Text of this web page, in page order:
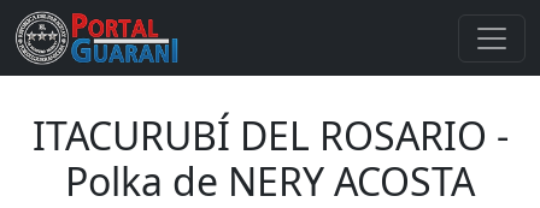
ITACURUBÍ DEL ROSARIO -
Polka de NERY ACOSTA